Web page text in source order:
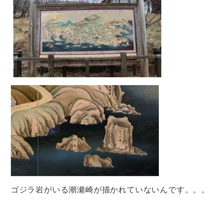
ゴジラ岩がいる潮瀬崎が描かれていないんです。。。